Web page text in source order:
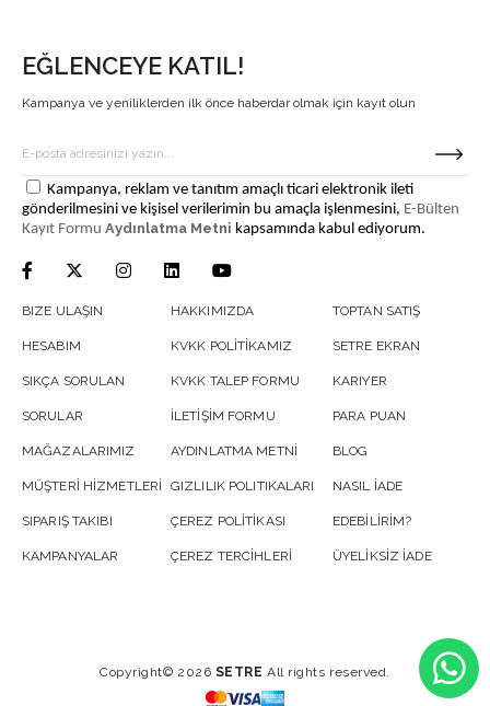
EĞLENCEYE KATIL!
Kampanya ve yeniliklerden ilk önce haberdar olmak için kayıt olun
Kampanya, reklam ve tanıtım amaçlı ticari elektronik ileti
gönderilmesini ve kişisel verilerimin bu amaçla işlenmesini, E-Bülten
Kayıt Formu Aydınlatma Metni kapsamında kabul ediyorum.
BIZE ULAŞIN
HESABIM
SIKÇA SORULAN
SORULAR
MAĞAZALARIMIZ
MÜŞTERİ HİZMETLERİ
SIPARIŞ TAKIBI
KAMPANYALAR
HAKKIMIZDA
KVKK POLİTİKAMIZ
KVKK TALEP FORMU
İLETİŞİM FORMU
AYDINLATMA METNİ
GIZLILIK POLITIKALARI
ÇEREZ POLİTİKASI
ÇEREZ TERCİHLERİ
TOPTAN SATIŞ
SETRE EKRAN
KARIYER
PARA PUAN
BLOG
NASIL İADE
EDEBİLİRİM?
ÜYELİKSİZ İADE
Copyright© 2026 SETRE All rights reserved.